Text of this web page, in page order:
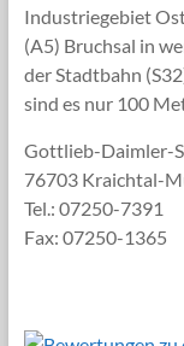
Industriegebiet
(A5) Bruchsal in
der Stadtbahn
sind es nur 100
Gottlieb-Daimler-
76703 Kraichtal-
Tel.: 07250-7391
Fax: 07250-1365